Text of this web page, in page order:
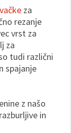
za
rezanje
vrst za
za
tudi različni
spajanje
z našo
in